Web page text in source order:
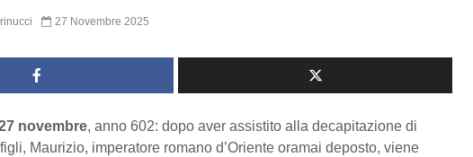
27 Novembre 2025
novembre, anno 602: dopo aver assistito alla decapitazione di
Maurizio, imperatore romano d’Oriente oramai deposto, viene